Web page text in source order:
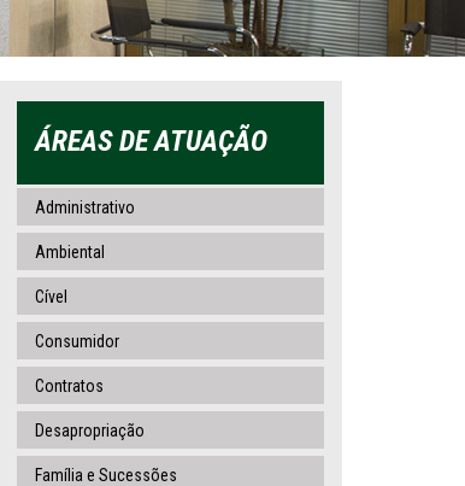
ÁREAS DE ATUAÇÃO
Administrativo
Ambiental
Cível
Consumidor
Contratos
Desapropriação
Família e Sucessões